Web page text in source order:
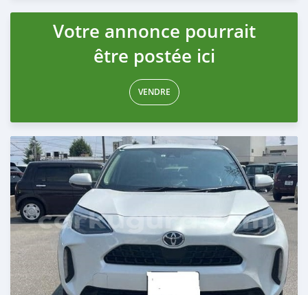
Publié il y a 5 mois
Votre annonce pourrait
être postée ici
VENDRE